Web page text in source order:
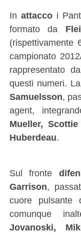
In attaccoi
formato da
campionato
rappresentato
questi numeri.
Samuelsson,
agent,
Mueller,
Huberdeau.
Sul fronte
Garrison,
cuore pulsante
comunque
Jovanoski,